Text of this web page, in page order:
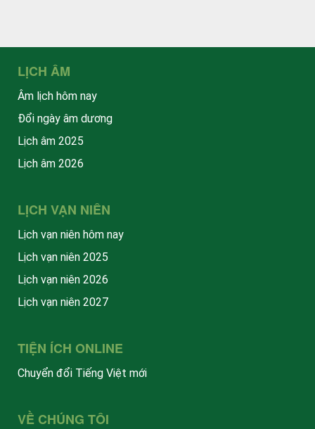
LỊCH ÂM
Âm lịch hôm nay
Đổi ngày âm dương
Lịch âm 2025
Lịch âm 2026
LỊCH VẠN NIÊN
Lịch vạn niên hôm nay
Lịch vạn niên 2025
Lịch vạn niên 2026
Lịch vạn niên 2027
TIỆN ÍCH ONLINE
Chuyển đổi Tiếng Việt mới
VỀ CHÚNG TÔI